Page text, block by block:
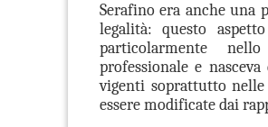
Serafino era anche una
legalità: questo
particolarmente
professionale e
vigenti soprattutto
essere modificate dai